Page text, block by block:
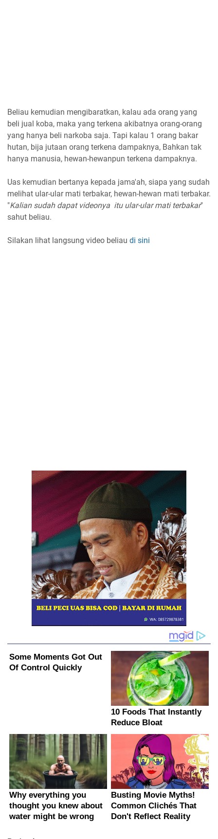
Beliau kemudian mengibaratkan, kalau ada orang yang
beli jual koba, maka yang terkena akibatnya orang-orang
yang hanya beli narkoba saja. Tapi kalau 1 orang bakar
hutan, bija jutaan orang terkena dampaknya, Bahkan tak
hanya manusia, hewan-hewanpun terkena dampaknya.
Uas kemudian bertanya kepada jama'ah, siapa yang sudah
melihat ular-ular mati terbakar, hewan-hewan mati terbakar.
"Kalian sudah dapat videonya itu ular-ular mati terbakar"
sahut beliau.
Silakan lihat langsung video beliau di sini